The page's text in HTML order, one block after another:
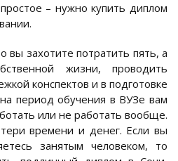
– нужно купить диплом
вы захотите потратить пять, а
жизни, проводить
конспектов и в подготовке
период обучения в ВУЗе вам
или не работать вообще.
времени и денег. Если вы
занятым человеком, то